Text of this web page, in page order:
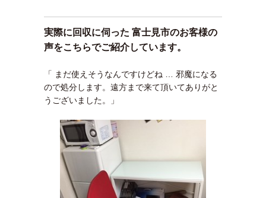
実際に回収に伺った 富士見市のお客様の
声をこちらでご紹介しています。
「 まだ使えそうなんですけどね … 邪魔になる
ので処分します。遠方まで来て頂いてありがと
うございました。」